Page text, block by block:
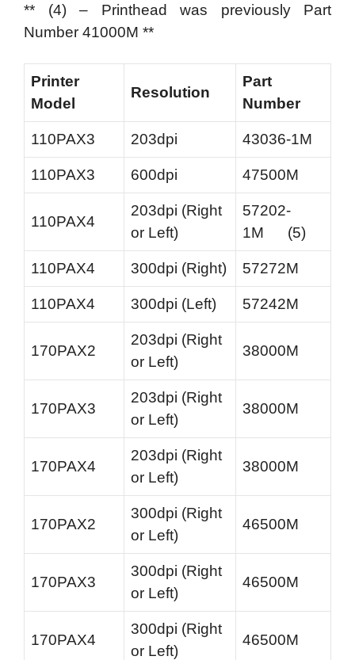
** (4) – Printhead was previously Part
Number 41000M **
Printer
Model
Resolution
Part
Number
110PAX3 203dpi 43036-1M
110PAX3 600dpi 47500M
110PAX4
203dpi (Right
or Left)
57202-
1M (5)
110PAX4 300dpi (Right) 57272M
110PAX4 300dpi (Left) 57242M
170PAX2
203dpi (Right
or Left)
38000M
170PAX3
203dpi (Right
or Left)
38000M
170PAX4
203dpi (Right
or Left)
38000M
170PAX2
300dpi (Right
or Left)
46500M
170PAX3
300dpi (Right
or Left)
46500M
170PAX4
300dpi (Right
or Left)
46500M